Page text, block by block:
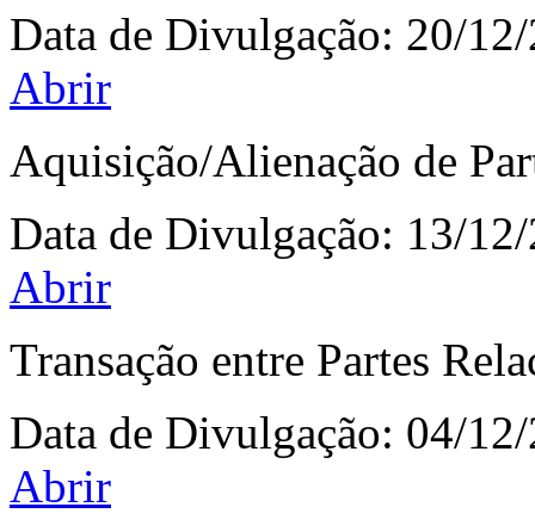
Data de Divulgação: 20/
Abrir
Aquisição/Alienação de
Data de Divulgação: 13/
Abrir
Transação entre Partes
Data de Divulgação: 04/
Abrir